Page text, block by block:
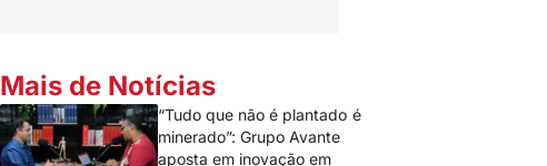
Mais de Notícias
“Tudo que não é plantado é
minerado”: Grupo Avante
aposta em inovação em